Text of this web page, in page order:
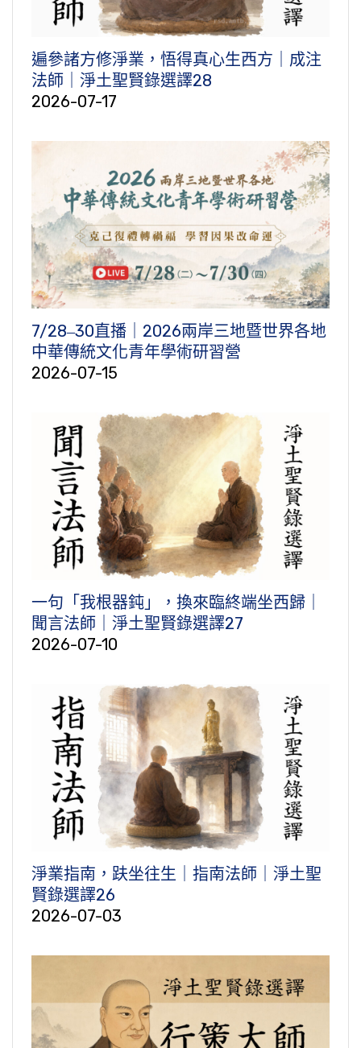
遍參諸方修淨業，悟得真心生西方｜成注
法師｜淨土聖賢錄選譯28
2026-07-17
7/28‒30直播｜2026兩岸三地暨世界各地
中華傳統文化青年學術研習營
2026-07-15
一句「我根器鈍」，換來臨終端坐西歸｜
聞言法師｜淨土聖賢錄選譯27
2026-07-10
淨業指南，趺坐往生｜指南法師｜淨土聖
賢錄選譯26
2026-07-03